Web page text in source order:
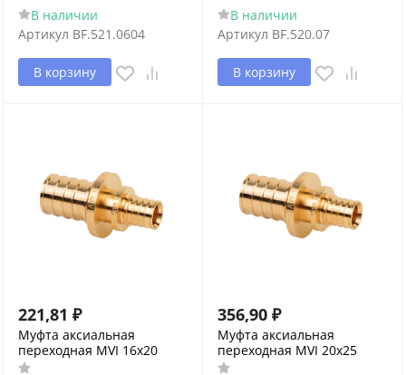
В наличии
Артикул BF.521.0604
В корзину
В наличии
Артикул BF.520.07
В корзину
221,81 ₽
Муфта аксиальная
переходная MVI 16x20
356,90 ₽
Муфта аксиальная
переходная MVI 20x25